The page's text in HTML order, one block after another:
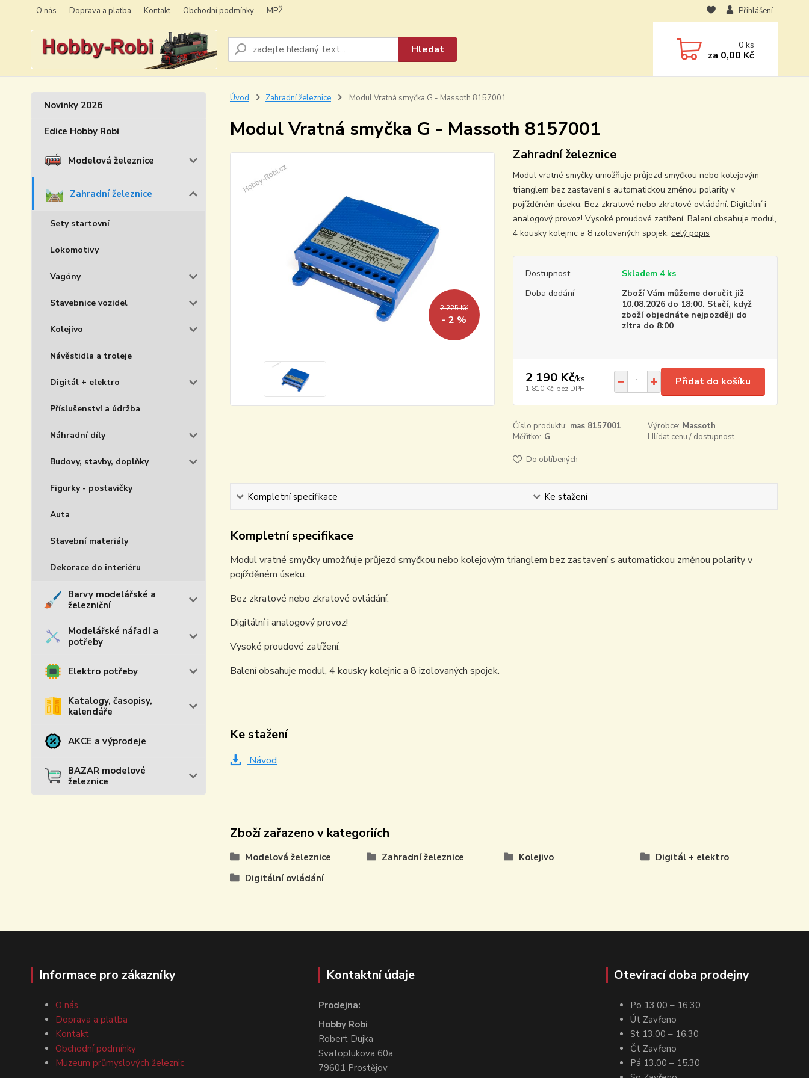
O nás Doprava a platba Kontakt Obchodní podmínky MPŽ Přihlášení
Hledat 0ks
za 0,00 Kč
Novinky 2026
Edice Hobby Robi
Modelová železnice
Zahradní železnice
Sety startovní
Lokomotivy
Vagóny
Stavebnice vozidel
Kolejivo
Návěstidla a troleje
Digitál + elektro
Příslušenství a údržba
Náhradní díly
Budovy, stavby, doplňky
Figurky - postavičky
Auta
Stavební materiály
Dekorace do interiéru
Barvy modelářské a
železniční
Modelářské nářadí a
potřeby
Elektro potřeby
Katalogy, časopisy,
kalendáře
AKCE a výprodeje
BAZAR modelové
železnice
Úvod Zahradní železnice Modul Vratná smyčka G - Massoth 8157001
Modul Vratná smyčka G - Massoth 8157001
2 225 Kč
- 2 %
Zahradní železnice
Modul vratné smyčky umožňuje průjezd smyčkou nebo kolejovým
trianglem bez zastavení s automatickou změnou polarity v
pojížděném úseku. Bez zkratové nebo zkratové ovládání. Digitální i
analogový provoz! Vysoké proudové zatížení. Balení obsahuje modul,
4 kousky kolejnic a 8 izolovaných spojek. celý popis
Dostupnost
Skladem 4 ks
Doba dodání
Zboží Vám můžeme doručit již
10.08.2026 do 18:00. Stačí, když
zboží objednáte nejpozději do
zítra do 8:00
2 190 Kč/ks
1 810 Kč bez DPH
Přidat do košíku
Číslo produktu: mas 8157001 Výrobce: Massoth
Měřítko: G Hlídat cenu / dostupnost
Do oblíbených
Kompletní specifikace Ke stažení
Kompletní specifikace
Modul vratné smyčky umožňuje průjezd smyčkou nebo kolejovým trianglem bez zastavení s automatickou změnou polarity v
pojížděném úseku.
Bez zkratové nebo zkratové ovládání.
Digitální i analogový provoz!
Vysoké proudové zatížení.
Balení obsahuje modul, 4 kousky kolejnic a 8 izolovaných spojek.
Ke stažení
Návod
Zboží zařazeno v kategoriích
Modelová železnice Zahradní železnice Kolejivo
Digitál + elektro
Digitální ovládání
Informace pro zákazníky
O nás
Doprava a platba
Kontakt
Obchodní podmínky
Muzeum průmyslových železnic
Kontaktní údaje
Prodejna:
Hobby Robi
Robert Dujka
Svatoplukova 60a
79601 Prostějov
Otevírací doba prodejny
Po 13.00 – 16.30
Út Zavřeno
St 13.00 – 16.30
Čt Zavřeno
Pá 13.00 – 15.30